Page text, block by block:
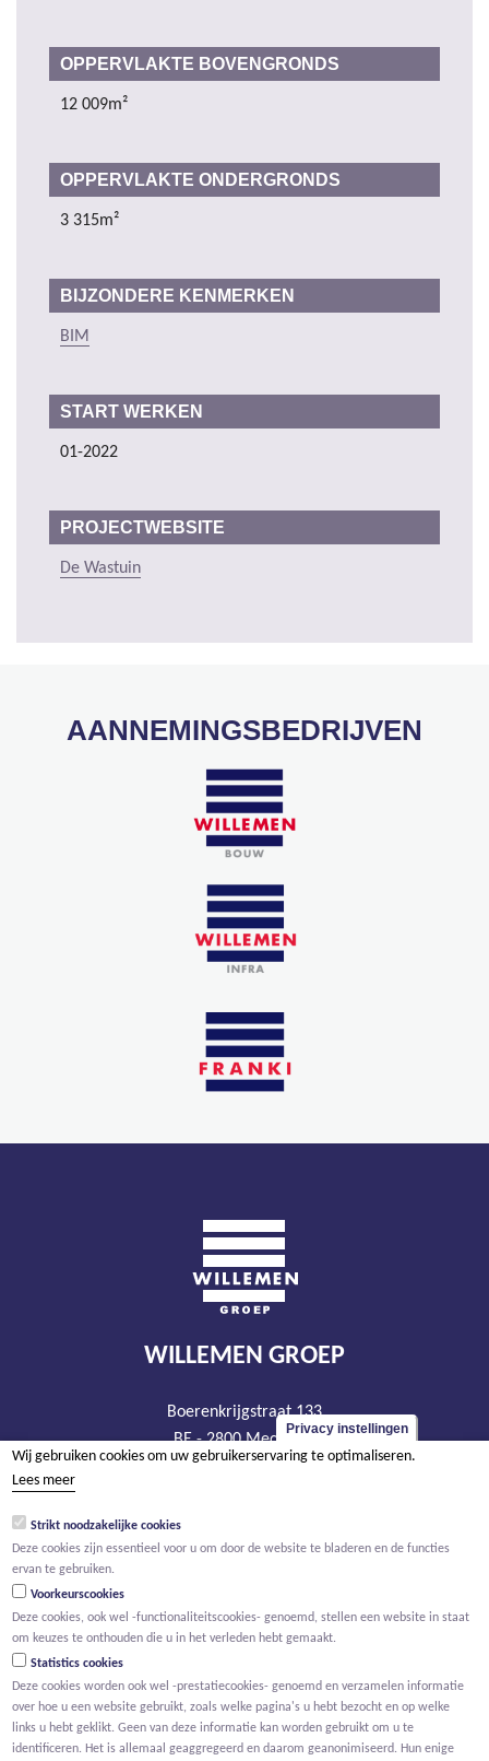
OPPERVLAKTE BOVENGRONDS
12 009m²
OPPERVLAKTE ONDERGRONDS
3 315m²
BIJZONDERE KENMERKEN
BIM
START WERKEN
01-2022
PROJECTWEBSITE
De Wastuin
AANNEMINGSBEDRIJVEN
WILLEMEN GROEP
Boerenkrijgstraat 133
BE - 2800 Mechelen
tel +32 15 569 965
BTW BE 0466.256.432
Privacy instellingen
Wij gebruiken cookies om uw gebruikerservaring te optimaliseren.
Lees meer
Strikt noodzakelijke cookies
Deze cookies zijn essentieel voor u om door de website te bladeren en de functies
ervan te gebruiken.
Voorkeurscookies
Deze cookies, ook wel -functionaliteitscookies- genoemd, stellen een website in staat
om keuzes te onthouden die u in het verleden hebt gemaakt.
Statistics cookies
Deze cookies worden ook wel -prestatiecookies- genoemd en verzamelen informatie
over hoe u een website gebruikt, zoals welke pagina's u hebt bezocht en op welke
links u hebt geklikt. Geen van deze informatie kan worden gebruikt om u te
identificeren. Het is allemaal geaggregeerd en daarom geanonimiseerd. Hun enige